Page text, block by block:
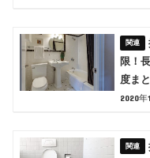
限！
度ま
2020年